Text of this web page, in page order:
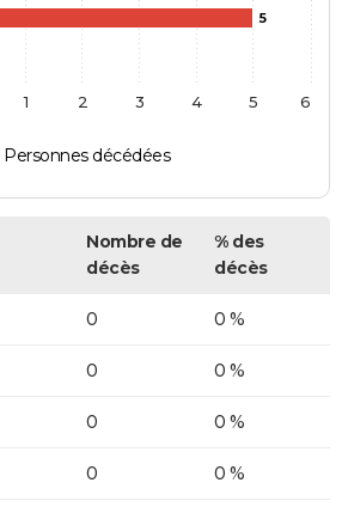
5
Personnes décédées
1 2 3 4 5 6
Nombre de
décès
% des
décès
0 0 %
0 0 %
0 0 %
0 0 %